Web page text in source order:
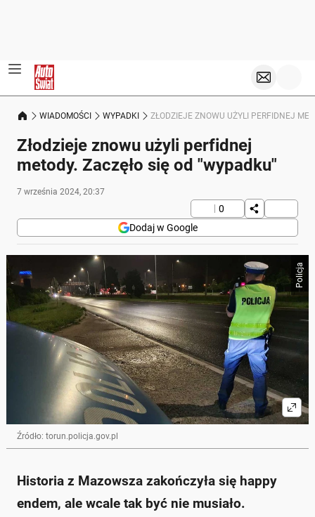
WIADOMOŚCI WYPADKI ZŁODZIEJE ZNOWU UŻYLI PERFIDNEJ
Złodzieje znowu użyli perfidnej
metody. Zaczęło się od "wypadku"
7 września 2024, 20:37
0
Dodaj w Google
Policja
Źródło: torun.policja.gov.pl
Historia z Mazowsza zakończyła się happy
endem, ale wcale tak być nie musiało.